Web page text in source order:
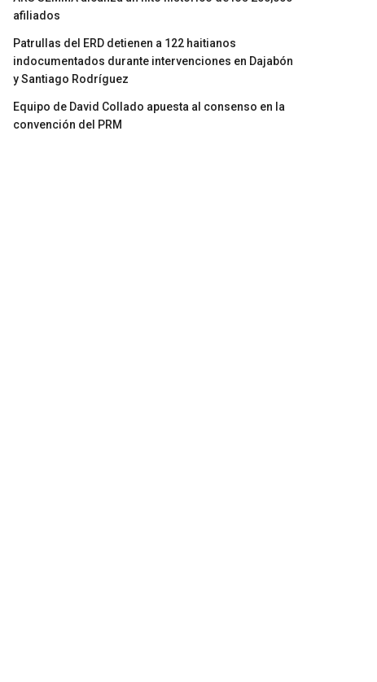
afiliados
Patrullas del ERD detienen a 122 haitianos
indocumentados durante intervenciones en Dajabón
y Santiago Rodríguez
Equipo de David Collado apuesta al consenso en la
convención del PRM